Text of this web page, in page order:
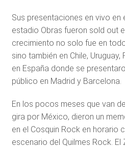
Sus presentaciones en vivo en
estadio Obras fueron sold out
crecimiento no solo fue en
sino también en Chile,
en España donde se
público en Madrid y Barcelona.
En los pocos meses que van
gira por México, dieron un
en el Cosquin Rock en horario
escenario del Quilmes Rock.